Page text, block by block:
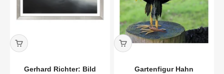
Gerhard Richter: Bild
Gartenfigur Hahn